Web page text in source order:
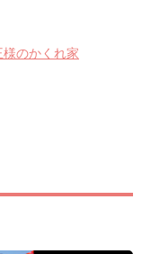
のかくれ家